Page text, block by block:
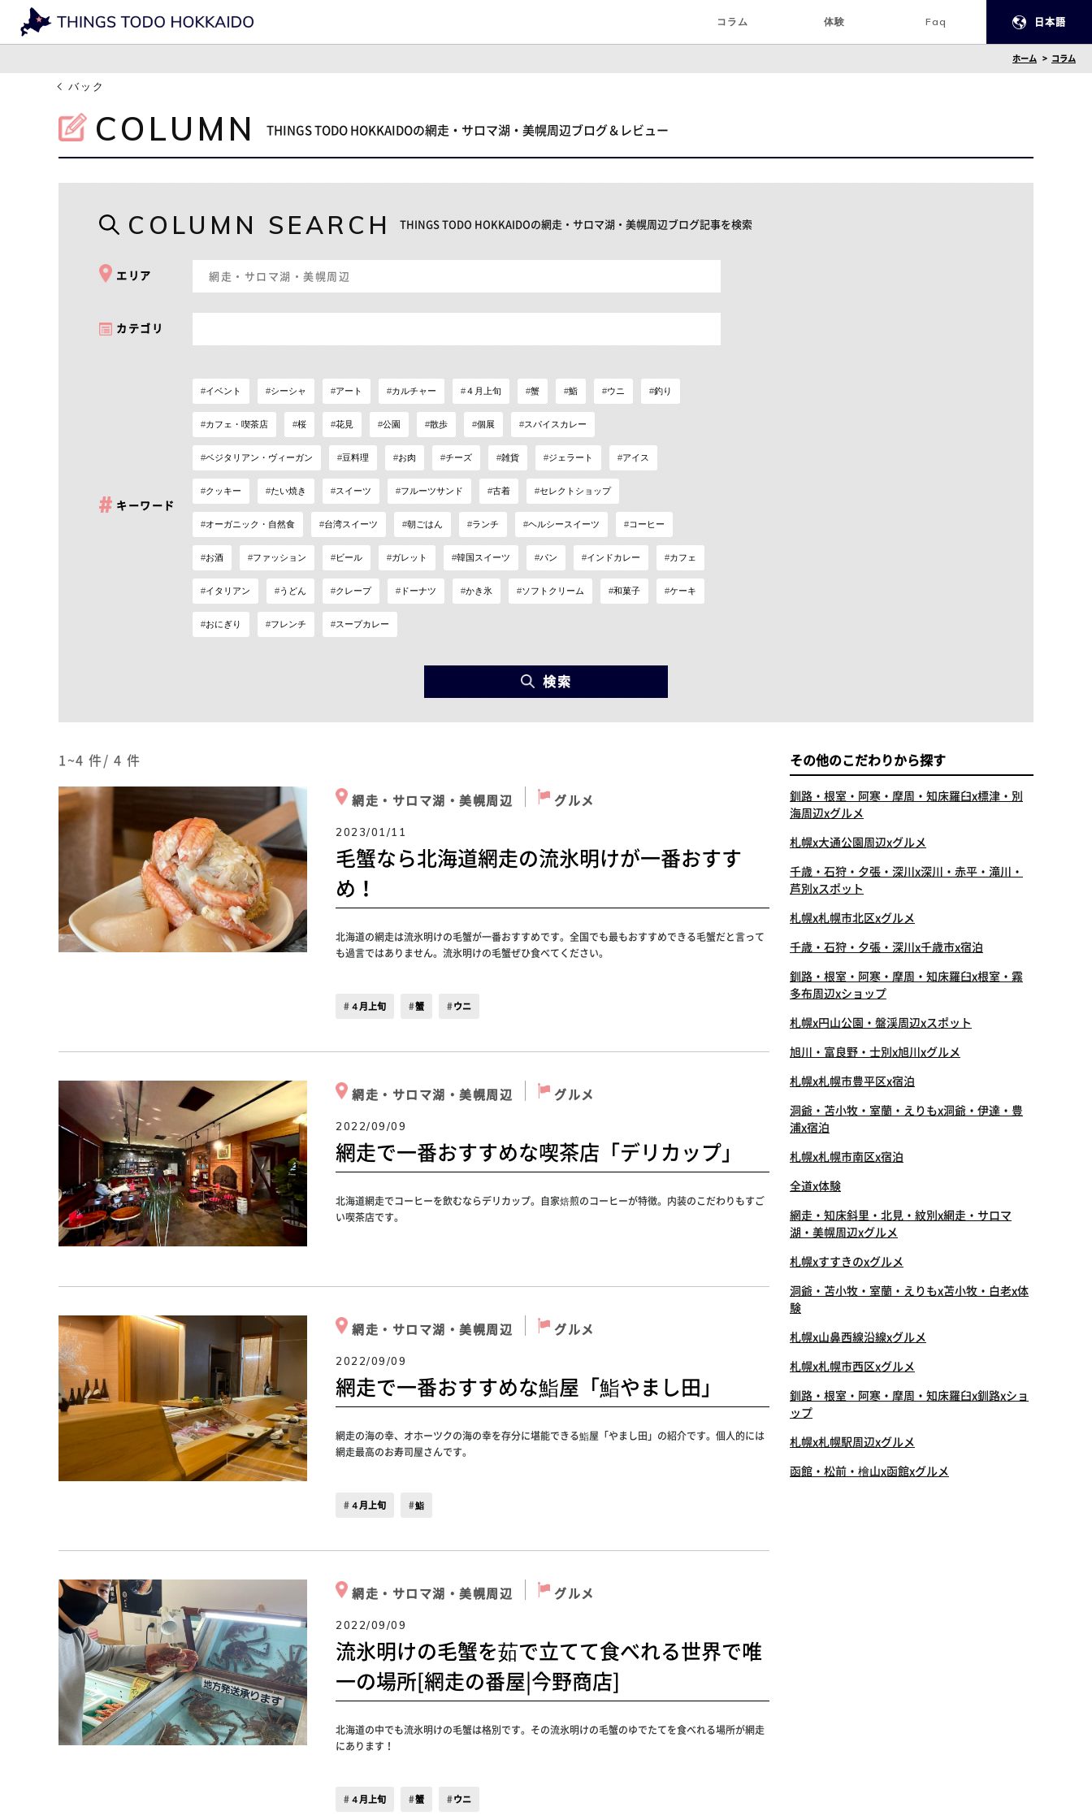
コラム 体験 Faq 日本語
ホーム コラム
バック
COLUMN THINGS TODO HOKKAIDOの網走・サロマ湖・美幌周辺ブログ＆レビュー
COLUMN SEARCH THINGS TODO HOKKAIDOの網走・サロマ湖・美幌周辺ブログ記事を検索
エリア 網走・サロマ湖・美幌周辺
カテゴリ
キーワード
イベント シーシャ アート カルチャー ４月上旬 蟹 鮨 ウニ 釣り
カフェ・喫茶店 桜 花見 公園 散歩 個展 スパイスカレー
ベジタリアン・ヴィーガン 豆料理 お肉 チーズ 雑貨 ジェラート アイス
クッキー たい焼き スイーツ フルーツサンド 古着 セレクトショップ
オーガニック・自然食 台湾スイーツ 朝ごはん ランチ ヘルシースイーツ コーヒー
お酒 ファッション ビール ガレット 韓国スイーツ パン インドカレー カフェ
イタリアン うどん クレープ ドーナツ かき氷 ソフトクリーム 和菓子 ケーキ
おにぎり フレンチ スープカレー
検索
1~4 件/ 4 件
網走・サロマ湖・美幌周辺 グルメ
2023/01/11
毛蟹なら北海道網走の流氷明けが一番おすす
め！
北海道の網走は流氷明けの毛蟹が一番おすすめです。全国でも最もおすすめできる毛蟹だと言って
も過言ではありません。流氷明けの毛蟹ぜひ食べてください。
４月上旬 蟹 ウニ
網走・サロマ湖・美幌周辺 グルメ
2022/09/09
網走で一番おすすめな喫茶店「デリカップ」
北海道網走でコーヒーを飲むならデリカップ。自家焙煎のコーヒーが特徴。内装のこだわりもすご
い喫茶店です。
網走・サロマ湖・美幌周辺 グルメ
2022/09/09
網走で一番おすすめな鮨屋「鮨やまし田」
網走の海の幸、オホーツクの海の幸を存分に堪能できる鮨屋「やまし田」の紹介です。個人的には
網走最高のお寿司屋さんです。
４月上旬 鮨
網走・サロマ湖・美幌周辺 グルメ
2022/09/09
流氷明けの毛蟹を茹で立てて食べれる世界で唯
一の場所[網走の番屋|今野商店]
北海道の中でも流氷明けの毛蟹は格別です。その流氷明けの毛蟹のゆでたてを食べれる場所が網走
にあります！
４月上旬 蟹 ウニ
その他のこだわりから探す
釧路・根室・阿寒・摩周・知床羅臼x標津・別
海周辺xグルメ
札幌x大通公園周辺xグルメ
千歳・石狩・夕張・深川x深川・赤平・滝川・
芦別xスポット
札幌x札幌市北区xグルメ
千歳・石狩・夕張・深川x千歳市x宿泊
釧路・根室・阿寒・摩周・知床羅臼x根室・霧
多布周辺xショップ
札幌x円山公園・盤渓周辺xスポット
旭川・富良野・士別x旭川xグルメ
札幌x札幌市豊平区x宿泊
洞爺・苫小牧・室蘭・えりもx洞爺・伊達・豊
浦x宿泊
札幌x札幌市南区x宿泊
全道x体験
網走・知床斜里・北見・紋別x網走・サロマ
湖・美幌周辺xグルメ
札幌xすすきのxグルメ
洞爺・苫小牧・室蘭・えりもx苫小牧・白老x体
験
札幌x山鼻西線沿線xグルメ
札幌x札幌市西区xグルメ
釧路・根室・阿寒・摩周・知床羅臼x釧路xショ
ップ
札幌x札幌駅周辺xグルメ
函館・松前・檜山x函館xグルメ